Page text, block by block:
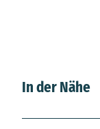
In der Nähe